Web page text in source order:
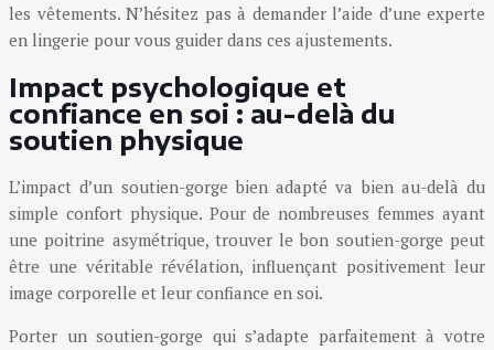
les vêtements. N’hésitez pas à demander l’aide d’une experte
en lingerie pour vous guider dans ces ajustements.
Impact psychologique et
confiance en soi : au-delà du
soutien physique
L’impact d’un soutien-gorge bien adapté va bien au-delà du
simple confort physique. Pour de nombreuses femmes ayant
une poitrine asymétrique, trouver le bon soutien-gorge peut
être une véritable révélation, influençant positivement leur
image corporelle et leur confiance en soi.
Porter un soutien-gorge qui s’adapte parfaitement à votre